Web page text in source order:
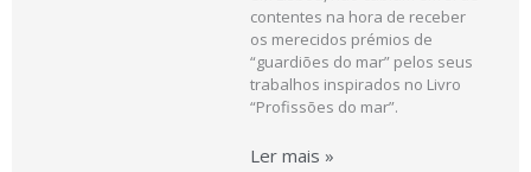
contentes na hora de receber
os merecidos prémios de
“guardiões do mar” pelos seus
trabalhos inspirados no Livro
“Profissões do mar”.
Ler mais »